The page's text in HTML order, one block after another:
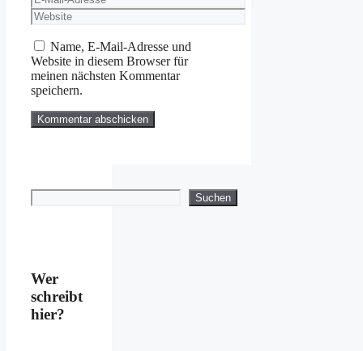
Mail-
Adresse
Website
Name, E-Mail-Adresse und
Website in diesem Browser für
meinen nächsten Kommentar
speichern.
Suchen Suchen
Wer
schreibt
hier?